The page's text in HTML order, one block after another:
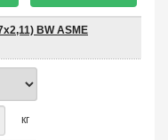
BW ASME
кг